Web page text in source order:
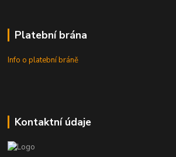
Platební brána
Info o platební bráně
Kontaktní údaje